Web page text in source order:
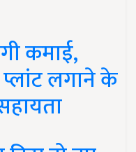
कमाई,
लगाने के